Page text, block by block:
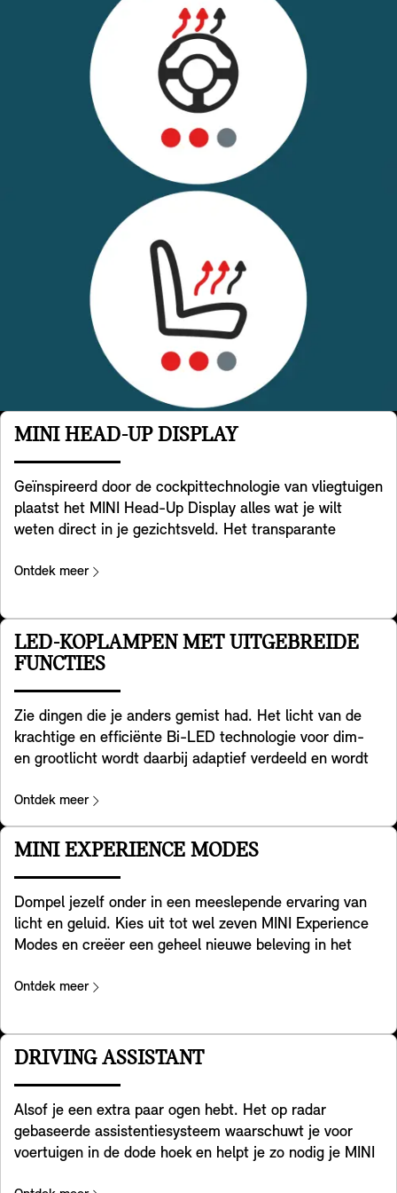
MINI HEAD-UP DISPLAY
Geïnspireerd door de cockpittechnologie van vliegtuigen
plaatst het MINI Head-Up Display alles wat je wilt
weten direct in je gezichtsveld. Het transparante
weer, zoals rijsnelheid, kaarten, rijhulpfuncties en
uitstekende beeldkwaliteit, zelfs in een fel verlichte
omgeving. Je kunt de hoogte en helderheid eenvoudig
aanpassen en de weergegeven informatie afstemmen
genieten van een consistente totaalervaring – en
volledig overzicht behoudt.
Ontdek meer
LED-KOPLAMPEN MET UITGEBREIDE
FUNCTIES
Zie dingen die je anders gemist had. Het licht van de
krachtige en efficiënte Bi-LED technologie voor dim-
en grootlicht wordt daarbij adaptief verdeeld en wordt
overzien – zowel in de stad, op buitenwegen en op de
snelweg als bij slecht weer. In het verlichtingsmenu kies
je uit de drie verschillende lichteffecten voor
voorbehoud van nationale regelgeving.
Ontdek meer
MINI EXPERIENCE MODES
Dompel jezelf onder in een meeslepende ervaring van
licht en geluid. Kies uit tot wel zeven MINI Experience
Modes en creëer een geheel nieuwe beleving in het
ontwerp, kleur, dynamische achtergrond en
personaliseer jouw omgeving op basis van hoe je je
voelt. Core, Go-Kart en Green zijn standaard aanwezig
hoe jij je voelt. Een optionele lichtprojector aan de
achterkant van de MINI Interaction Unit projecteert op
het dashboard kleuren en patronen die passen bij de
Ontdek meer
DRIVING ASSISTANT
Alsof je een extra paar ogen hebt. Het op radar
gebaseerde assistentiesysteem waarschuwt je voor
voertuigen in de dode hoek en helpt je zo nodig je MINI